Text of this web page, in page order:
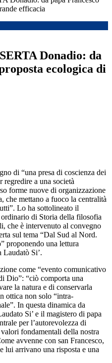
efficacia
Donadio: da
ecologica di
di “una presa di coscienza dei
a una società
forme nuove di organizzazione
che mettano a fuoco la centralità
Lo ha sottolineato il
di Storia della filosofia
che è intervenuto al convegno
sul tema “Dal Sud al Nord.
proponendo una lettura
Laudatò Si’.
come “evento comunicativo
Dio”: “ciò comporta una
la natura e di conservarla
ottica non solo “intra-
In questa dinamica da
Si’ e il magistero di papa
per l’autorevolezza di
fondamentali della nostra
avvenne con san Francesco,
lui arrivano una risposta e una